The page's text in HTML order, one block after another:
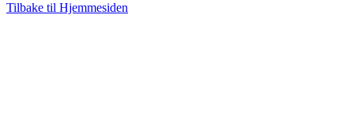
Tilbake til Hjemmesiden